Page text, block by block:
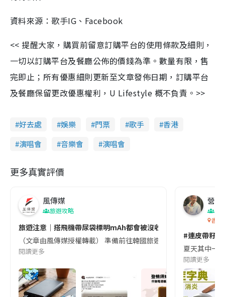
資料來源：歌手IG、Facebook
<< 提醒大家，購買前留意訂購平台的使用條款及細則，
一切以訂購平台及餐廳公佈的價錢為準。數量有限，售
完即止；所有優惠細則更新至文章發佈日期，訂購平台
及餐廳保留更改優惠權利，U Lifestyle 概不負責。>>
好去處 娛樂 門票 歌手
香港
演唱會
音樂會 演唱會
更多真實評價
風傳媒
旅遊攻略
旅遊注意｜搭飛機帶尿袋標明mAh都會被沒收😱出發前切記檢查
（文章由風傳媒授權轉載） 準備前往韓國旅遊的民眾，近期要
閱讀更多
營養
香港
#連皮帶籽
夏天其中一
閱讀更多